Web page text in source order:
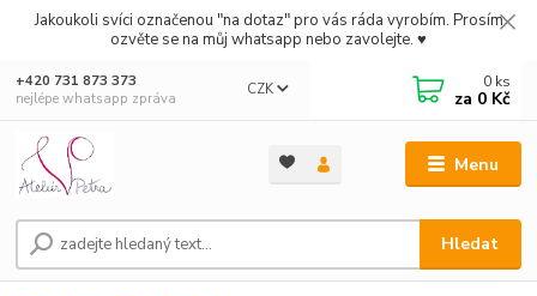
Jakoukoli svíci označenou "na dotaz" pro vás ráda vyrobím. Prosím
ozvěte se na můj whatsapp nebo zavolejte. ♥
Menu
CZK
Hledat
+420 731 873 373
nejlépe whatsapp zpráva
0 ks
za 0 Kč